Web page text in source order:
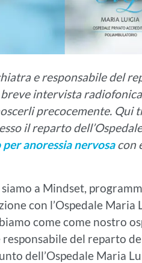
e responsabile del
intervista
precocemente. Qui
il reparto
anoressia nervosacon
a Mindset,
con l’Ospedale Maria
come come nostro
del reparto
dell’Ospedale Maria